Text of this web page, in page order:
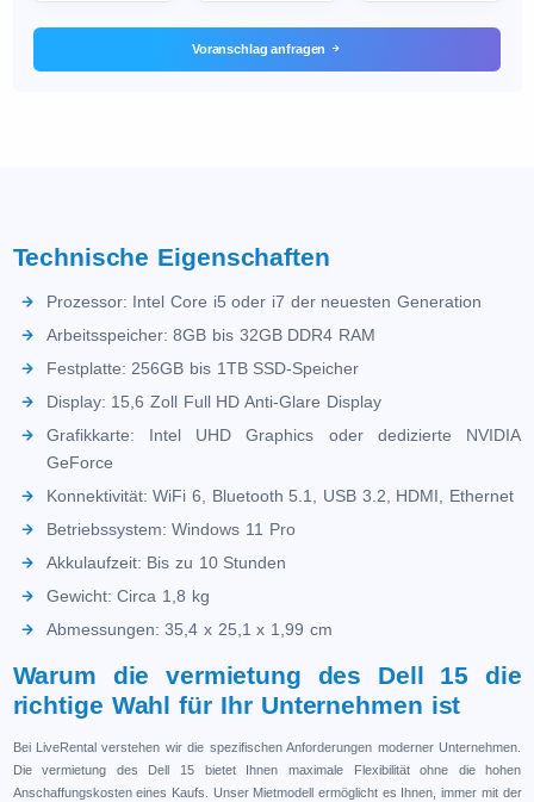
Voranschlag anfragen
Technische Eigenschaften
Prozessor: Intel Core i5 oder i7 der neuesten Generation
Arbeitsspeicher: 8GB bis 32GB DDR4 RAM
Festplatte: 256GB bis 1TB SSD-Speicher
Display: 15,6 Zoll Full HD Anti-Glare Display
Grafikkarte: Intel UHD Graphics oder dedizierte NVIDIA
GeForce
Konnektivität: WiFi 6, Bluetooth 5.1, USB 3.2, HDMI, Ethernet
Betriebssystem: Windows 11 Pro
Akkulaufzeit: Bis zu 10 Stunden
Gewicht: Circa 1,8 kg
Abmessungen: 35,4 x 25,1 x 1,99 cm
Warum die vermietung des Dell 15 die
richtige Wahl für Ihr Unternehmen ist
Bei LiveRental verstehen wir die spezifischen Anforderungen moderner Unternehmen.
Die vermietung des Dell 15 bietet Ihnen maximale Flexibilität ohne die hohen
Anschaffungskosten eines Kaufs. Unser Mietmodell ermöglicht es Ihnen, immer mit der